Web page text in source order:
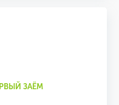
ЗАЁМ